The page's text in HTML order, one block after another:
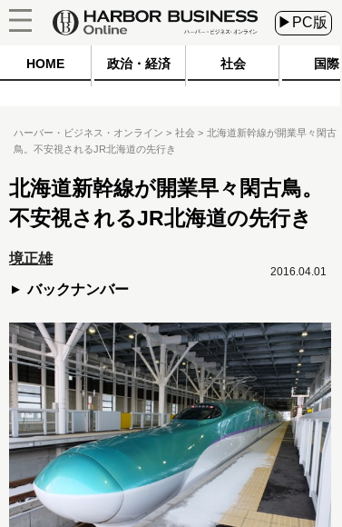
▶PC版
HOME 政治・経済 社会 国際
ハーバー・ビジネス・オンライン 社会
北海道新幹線が開業早々閑古
鳥。不安視されるJR北海道の先行き
北海道新幹線が開業早々閑古鳥。
不安視されるJR北海道の先行き
境正雄
バックナンバー
2016.04.01